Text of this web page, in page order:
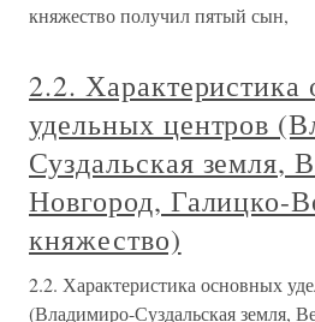
княжество получил пятый сын,
2.2. Характеристика
удельных центров
Суздальская земля,
Новгород, Галицко-
княжество)
2.2. Характеристика основных
(Владимиро-Суздальская земля,